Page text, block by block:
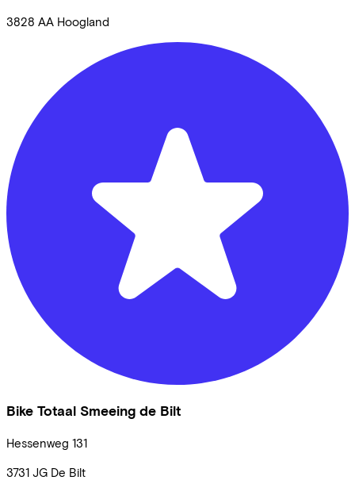
3828 AA Hoogland
Bike Totaal Smeeing de Bilt
Hessenweg 131
3731 JG De Bilt